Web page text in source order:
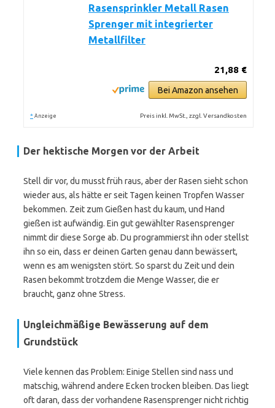
Rasensprinkler Metall Rasen
Sprenger mit integrierter
Metallfilter
21,88 €
Bei Amazon ansehen
* Anzeige Preis inkl. MwSt., zzgl. Versandkosten
Der hektische Morgen vor der Arbeit
Stell dir vor, du musst früh raus, aber der Rasen sieht schon
wieder aus, als hätte er seit Tagen keinen Tropfen Wasser
bekommen. Zeit zum Gießen hast du kaum, und Hand
gießen ist aufwändig. Ein gut gewählter Rasensprenger
nimmt dir diese Sorge ab. Du programmierst ihn oder stellst
ihn so ein, dass er deinen Garten genau dann bewässert,
wenn es am wenigsten stört. So sparst du Zeit und dein
Rasen bekommt trotzdem die Menge Wasser, die er
braucht, ganz ohne Stress.
Ungleichmäßige Bewässerung auf dem
Grundstück
Viele kennen das Problem: Einige Stellen sind nass und
matschig, während andere Ecken trocken bleiben. Das liegt
oft daran, dass der vorhandene Rasensprenger nicht richtig